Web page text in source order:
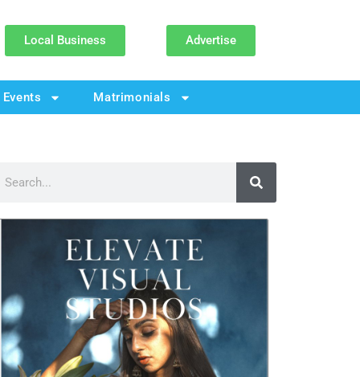
Local Business Advertise
Events Matrimonials